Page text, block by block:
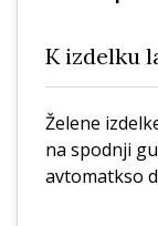
K izdelku
Želene
na spodnji
avtomatkso